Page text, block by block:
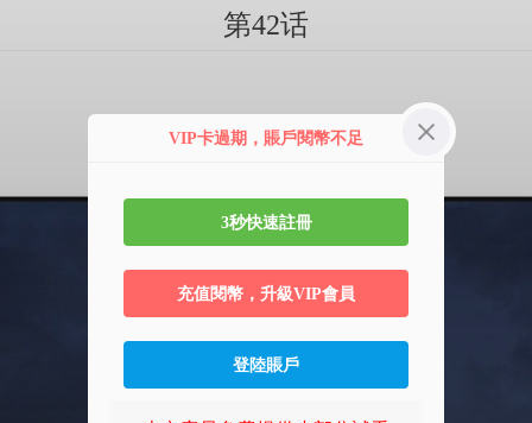
第42话
VIP卡過期，賬戶閱幣不足
3秒快速註冊
充值閱幣，升級VIP會員
登陸賬戶